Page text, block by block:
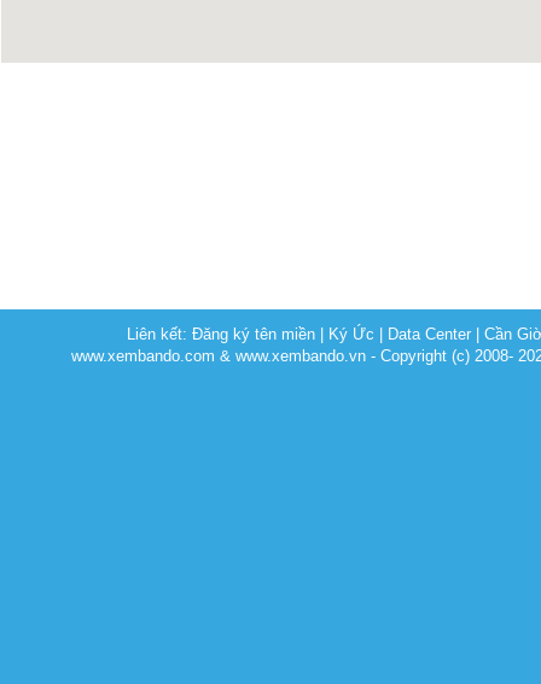
Liên kết:Đăng ký tên miền Ký Ức Data Center |Cần
www.xembando.com & www.xembando.vn - Copyright (c) 2008-